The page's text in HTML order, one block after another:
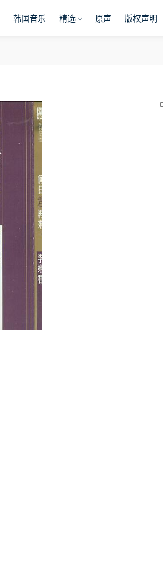
韩国音乐 精选 原声 版权声明